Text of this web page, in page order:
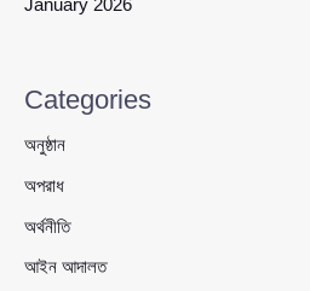
January 2026
Categories
অনুষ্ঠান
অপরাধ
অর্থনীতি
আইন আদালত